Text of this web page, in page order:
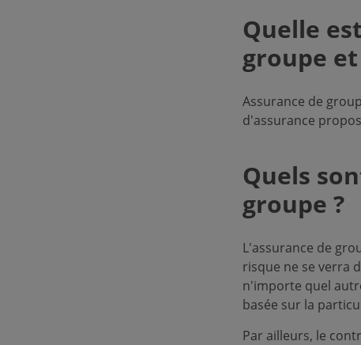
Quelle
groupe
Assurance de
d'assurance
Quels
groupe ?
L'assurance de
risque ne se verra
n'importe quel
basée sur la
Par ailleurs, le